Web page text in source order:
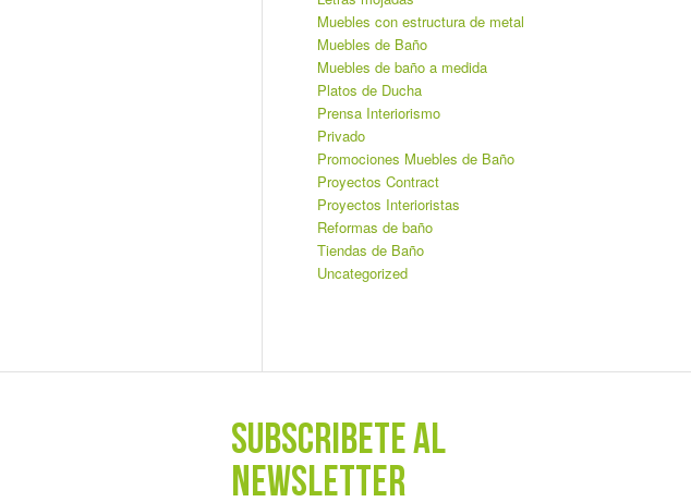
Muebles con estructura de metal
Muebles de Baño
Muebles de baño a medida
Platos de Ducha
Prensa Interiorismo
Privado
Promociones Muebles de Baño
Proyectos Contract
Proyectos Interioristas
Reformas de baño
Tiendas de Baño
Uncategorized
SUBSCRÍBETE AL
NEWSLETTER